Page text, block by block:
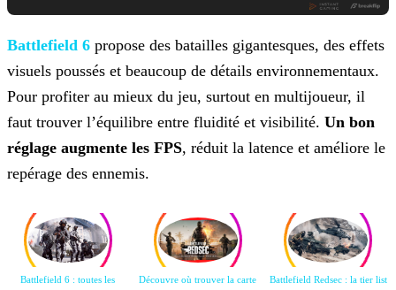
Battlefield 6 propose des batailles gigantesques, des effets
visuels poussés et beaucoup de détails environnementaux.
Pour profiter au mieux du jeu, surtout en multijoueur, il
faut trouver l’équilibre entre fluidité et visibilité. Un bon
réglage augmente les FPS, réduit la latence et améliore le
repérage des ennemis.
Battlefield 6 : toutes les Découvre où trouver la carte Battlefield Redsec : la tier list